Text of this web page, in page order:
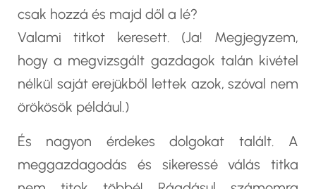
csak hozzá és majd dől a lé?
Valami titkot keresett. (Ja! Megjegyzem,
hogy a megvizsgált gazdagok talán kivétel
nélkül saját erejükből lettek azok, szóval nem
örökösök például.)
És nagyon érdekes dolgokat talált. A
meggazdagodás és sikeressé válás titka